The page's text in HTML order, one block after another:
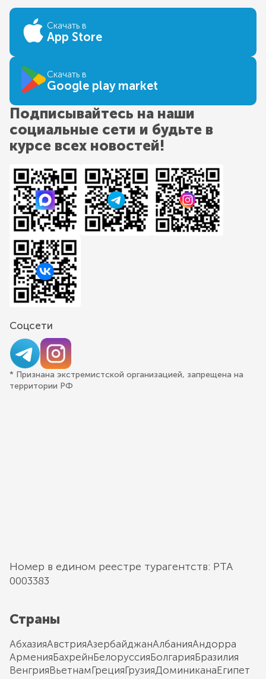
Скачать в
App Store
Скачать в
Google play market
Подписывайтесь на наши
социальные сети и будьте в
курсе всех новостей!
Соцсети
* Признана экстремистской организацией, запрещена на
территории РФ
Номер в едином реестре турагентств: РТА
0003383
Страны
АбхазияАвстрияАзербайджанАлбанияАндорра
АрменияБахрейнБелоруссияБолгарияБразилия
ВенгрияВьетнамГрецияГрузияДоминиканаЕгипет